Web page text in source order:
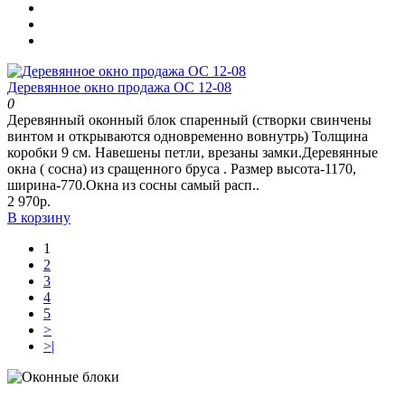
Деревянное окно продажа ОС 12-08
0
Деревянный оконный блок спаренный (створки свинчены
винтом и открываются одновременно вовнутрь) Толщина
коробки 9 см. Навешены петли, врезаны замки.Деревянные
окна ( сосна) из сращенного бруса . Размер высота-1170,
ширина-770.Окна из сосны самый расп..
2 970р.
В корзину
1
2
3
4
5
>
>|